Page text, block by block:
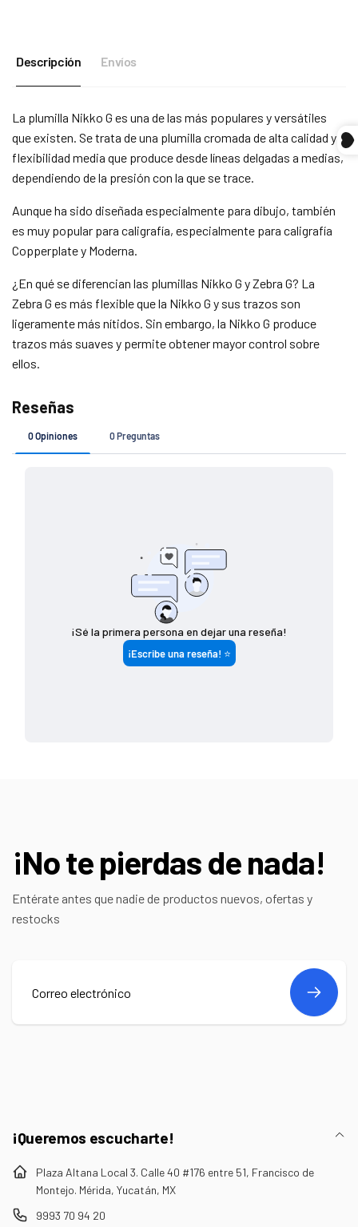
Descripción Envíos
La plumilla Nikko G es una de las más populares y versátiles
que existen. Se trata de una plumilla cromada de alta calidad y
flexibilidad media que produce desde líneas delgadas a medias,
dependiendo de la presión con la que se trace.
Aunque ha sido diseñada especialmente para dibujo, también
es muy popular para caligrafía, especialmente para caligrafía
Copperplate y Moderna.
¿En qué se diferencian las plumillas Nikko G y Zebra G? La
Zebra G es más flexible que la Nikko G y sus trazos son
ligeramente más nítidos. Sin embargo, la Nikko G produce
trazos más suaves y permite obtener mayor control sobre
ellos.
$ 7 5 0 - $ 1 4 4 9
¡No te pierdas de nada!
Entérate antes que nadie de productos nuevos, ofertas y
restocks
Correo
¡Queremos escucharte!
Plaza Altana Local 3. Calle 40 #176 entre 51, Francisco de
Montejo. Mérida, Yucatán, MX
9993 70 94 20
Compra ahora y paga a meses
sin tarjeta de crédito
Agrega tu producto al carrito yelige pagar
En tu cuenta de Mercado Pago,elige la
cantidad de mesesy confirma.
3 Paga mes a mes
con saldo disponible,
débito u otros medios.
Crédito sujeto a aprobación.
¿Tienes dudas? Consulta nuestraAyuda.